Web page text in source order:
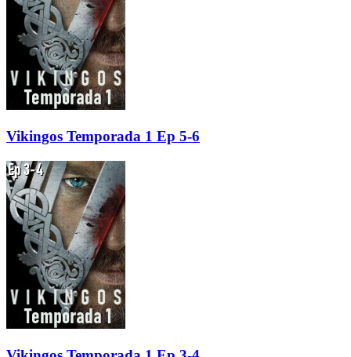
Vikingos Temporada 1 Ep 5-6